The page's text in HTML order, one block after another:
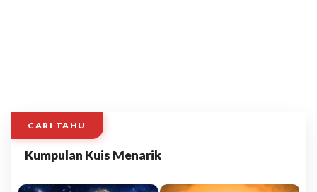
CARI TAHU
Kumpulan Kuis Menarik